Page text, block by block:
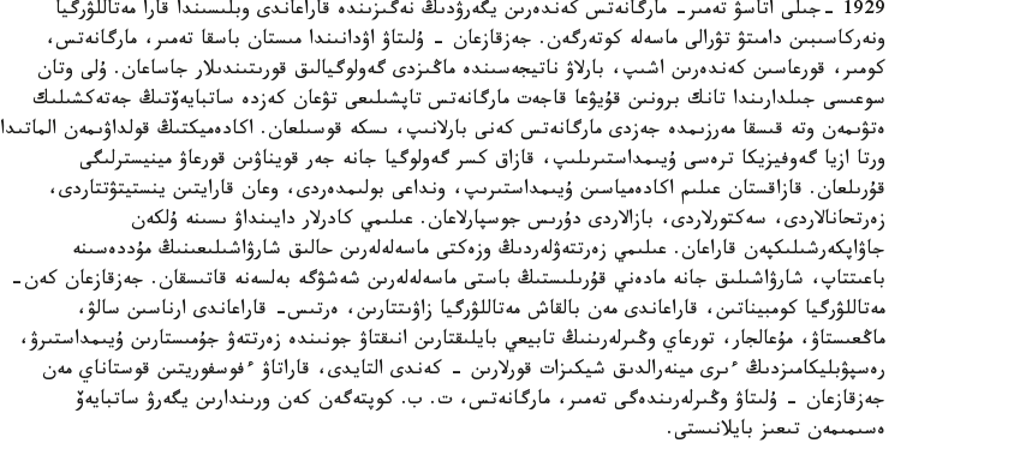
1929 -جىلى اتاسۋ تەمىر- مارگانەتس كەندەرىن يگەرۋدىڭ نەگىزىندە قاراعاندى وبلىسىندا قارا مەتاللۋرگيا
ونەركاسىبىن دامىتۋ تۋرالى ماسەلە كوتەرگەن. جەزقازعان - ۇلىتاۋ اۋدانىندا مىستان باسقا تەمىر، مارگانەتس،
كومىر، قورعاسىن كەندەرىن اشىپ، بارلاۋ ناتيجەسىندە ماڭىزدى گەولوگيالىق قورىتىندىلار جاساعان. ۇلى وتان
سوعىسى جىلدارىندا تانك برونىن قۇيۋعا قاجەت مارگانەتس تاپشىلىعى تۋعان كەزدە ساتبايەۆتىڭ جەتەكشىلىك
ەتۋىمەن وتە قىسقا مەرزىمدە جەزدى مارگانەتس كەنى بارلانىپ، ىسكە قوسىلعان. اكادەميكتىڭ قولداۋىمەن الماتىدا
ورتا ازيا گەوفيزيكا ترەسى ۇيىمداستىرىلىپ، قازاق كسر گەولوگيا جانە جەر قويناۋىن قورعاۋ مينيسترلىگى
قۇرىلعان. قازاقستان عىلىم اكادەمياسىن ۇيىمداستىرىپ، ونداعى بولىمدەردى، وعان قارايتىن ينستيتۋتتاردى،
زەرتحانالاردى، سەكتورلاردى، بازالاردى دۇرىس جوسپارلاعان. عىلىمي كادرلار دايىنداۋ ىسىنە ۇلكەن
جاۋاپكەرشىلىكپەن قاراعان. عىلىمي زەرتتەۋلەردىڭ وزەكتى ماسەلەلەرىن حالىق شارۋاشىلىعىنىڭ مۇددەسىنە
باعىتتاپ، شارۋاشىلىق جانە مادەني قۇرىلىستىڭ باستى ماسەلەلەرىن شەشۋگە بەلسەنە قاتىسقان. جەزقازعان كەن-
مەتاللۋرگيا كومبيناتىن، قاراعاندى مەن بالقاش مەتاللۋرگيا زاۋىتتارىن، ەرتىس- قاراعاندى ارناسىن سالۋ،
ماڭعىستاۋ، مۇعالجار، تورعاي وڭىرلەرىنىڭ تابيعي بايلىقتارىن انىقتاۋ جونىندە زەرتتەۋ جۇمىستارىن ۇيىمداستىرۋ،
رەسپۋبليكامىزدىڭ ءىرى مينەرالدىق شيكىزات قورلارىن - كەندى التايدى، قاراتاۋ ءفوسفوريتىن قوستاناي مەن
جەزقازعان - ۇلىتاۋ وڭىرلەرىندەگى تەمىر، مارگانەتس، ت. ب. كوپتەگەن كەن ورىندارىن يگەرۋ ساتبايەۆ
ەسىمىمەن تىعىز بايلانىستى.